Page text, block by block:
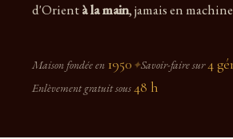
d'Orientà la main, jamais en
Maison fondée en 1950 ✦Savoir-faire sur4
Enlèvement gratuit sous48 h